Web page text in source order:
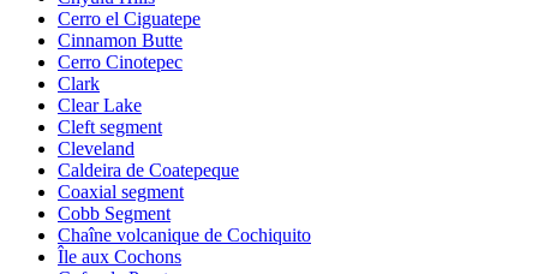
Cerro el Ciguatepe
Cinnamon Butte
Cerro Cinotepec
Clark
Clear Lake
Cleft segment
Cleveland
Caldeira de Coatepeque
Coaxial segment
Cobb Segment
Chaîne volcanique de Cochiquito
Île aux Cochons